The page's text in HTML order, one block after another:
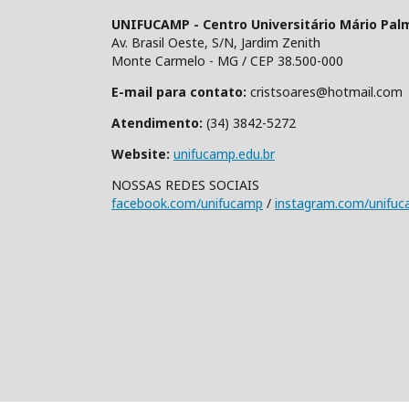
UNIFUCAMP - Centro Universitário Mário
Av. Brasil Oeste, S/N, Jardim Zenith
Monte Carmelo - MG / CEP 38.500-000
E-mail para contato: cristsoares@hotmail.com
Atendimento: (34) 3842-5272
Website: unifucamp.edu.br
NOSSAS REDES SOCIAIS
facebook.com/unifucamp / instagram.com/